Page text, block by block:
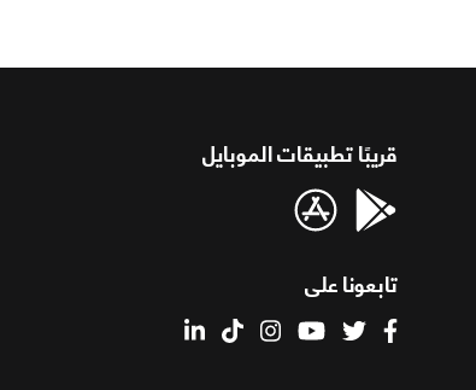
قريبًا تطبيقات الموبايل
تابعونا على